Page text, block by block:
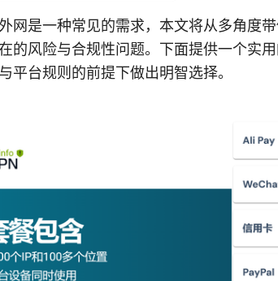
网是一种常见的需求，本文将从多角度
的风险与合规性问题。下面提供一个实
平台规则的前提下做出明智选择。